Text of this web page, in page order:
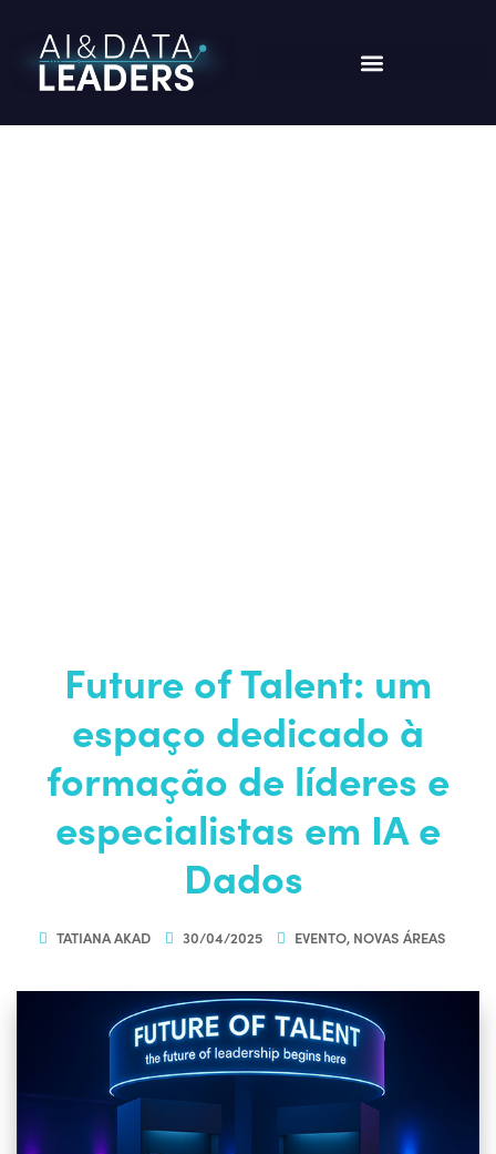
Future of Talent: um
espaço dedicado à
formação de líderes e
especialistas em IA e
Dados
TATIANA AKAD 30/04/2025 EVENTO, NOVAS ÁREAS